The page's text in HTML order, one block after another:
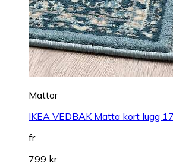
Mattor
IKEA VEDBÄK Matta kort lugg
fr.
799 kr